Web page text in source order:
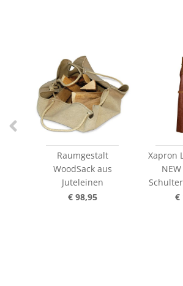
Raumgestalt
WoodSack aus
Juteleinen
€ 98,95
Xapron
€